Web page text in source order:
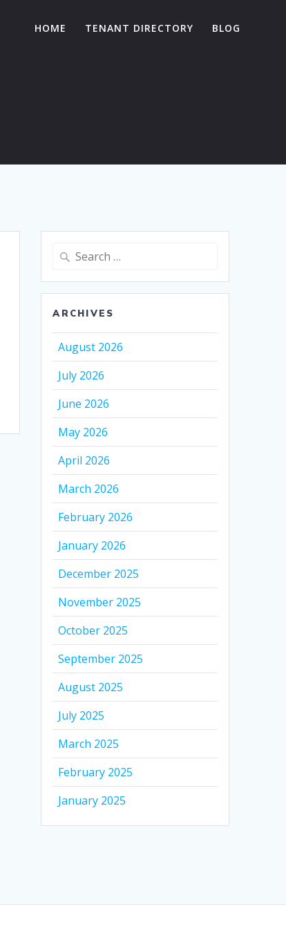
HOME TENANT DIRECTORY BLOG
Search
ARCHIVES
August 2026
July 2026
June 2026
May 2026
April 2026
March 2026
February 2026
January 2026
December 2025
November 2025
October 2025
September 2025
August 2025
July 2025
March 2025
February 2025
January 2025